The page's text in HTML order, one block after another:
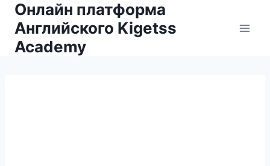
Онлайн платформа
Английского Kigetss
Academy